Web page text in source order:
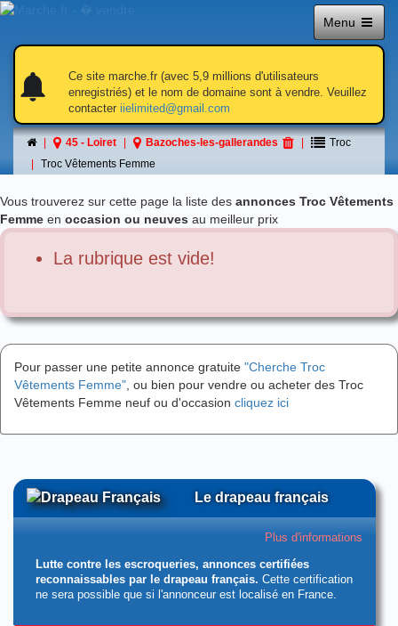
Menu
notifications
notifications
Ce site marche.fr (avec 5,9 millions d'utilisateurs
enregistriés) et le nom de domaine sont à vendre. Veuillez
contacter iielimited@gmail.com
45 - Loiret Bazoches-les-gallerandes
Troc
Troc Vêtements Femme
Troc Vêtements Femme
á Bazoches-les-gallerandes
Vous trouverez sur cette page la liste des annonces Troc Vêtements
Femme en occasion ou neuves au meilleur prix
La rubrique est vide!
Pour passer une petite annonce gratuite "Cherche Troc
Vêtements Femme" , ou bien pour vendre ou acheter des Troc
Vêtements Femme neuf ou d'occasion cliquez ici
Le drapeau français
Plus d'informations
Lutte contre les escroqueries, annonces certifiées
reconnaissables par le drapeau français. Cette certification
ne sera possible que si l'annonceur est localisé en France.